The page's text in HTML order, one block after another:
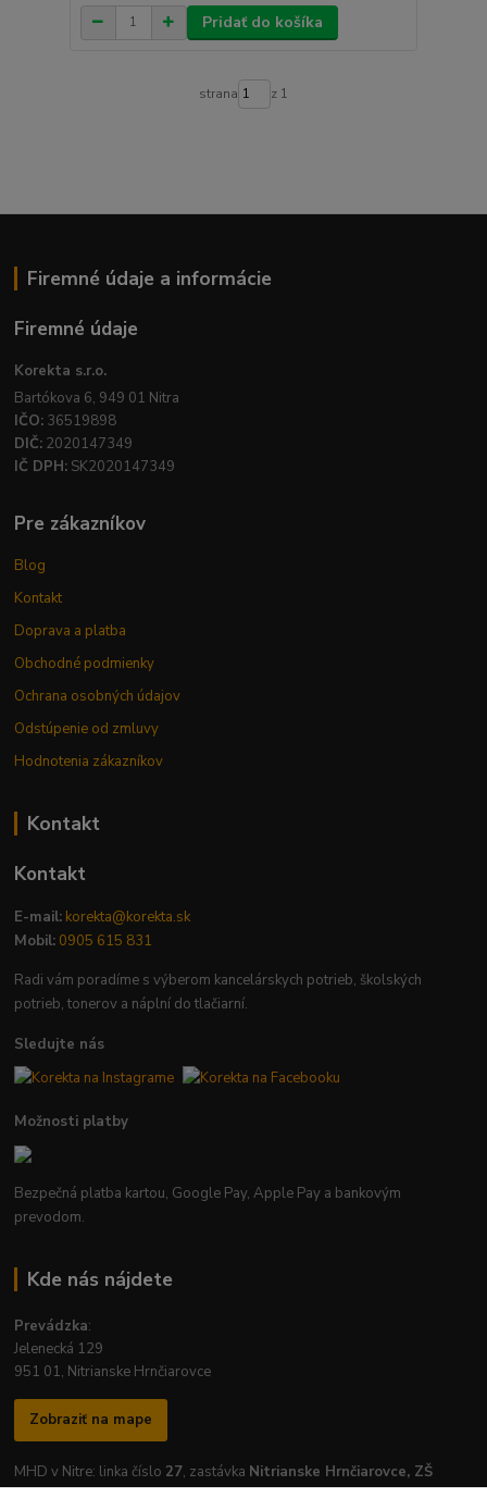
Pridať do košíka
strana z 1
Firemné údaje a informácie
Firemné údaje
Korekta s.r.o.
Bartókova 6, 949 01 Nitra
IČO: 36519898
DIČ: 2020147349
IČ DPH: SK2020147349
Pre zákazníkov
Blog
Kontakt
Doprava a platba
Obchodné podmienky
Ochrana osobných údajov
Odstúpenie od zmluvy
Hodnotenia zákazníkov
Kontakt
Kontakt
E-mail: korekta@korekta.sk
Mobil: 0905 615 831
Radi vám poradíme s výberom kancelárskych potrieb, školských
potrieb, tonerov a náplní do tlačiarní.
Sledujte nás
Možnosti platby
Bezpečná platba kartou, Google Pay, Apple Pay a bankovým
prevodom.
Kde nás nájdete
Prevádzka:
Jelenecká 129
951 01, Nitrianske Hrnčiarovce
Zobraziť na mape
MHD v Nitre: linka číslo 27, zastávka Nitrianske Hrnčiarovce, ZŠ